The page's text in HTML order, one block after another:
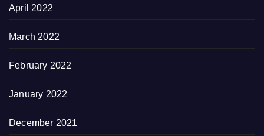
April 2022
March 2022
February 2022
January 2022
December 2021